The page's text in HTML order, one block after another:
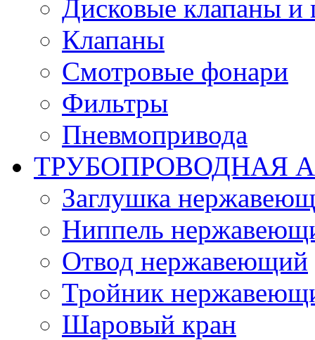
Дисковые клапаны
Клапаны
Смотровые фонари
Фильтры
Пневмопривода
ТРУБОПРОВОДНАЯ
Заглушка
Ниппель
Отвод нержавеющий
Тройник
Шаровый кран